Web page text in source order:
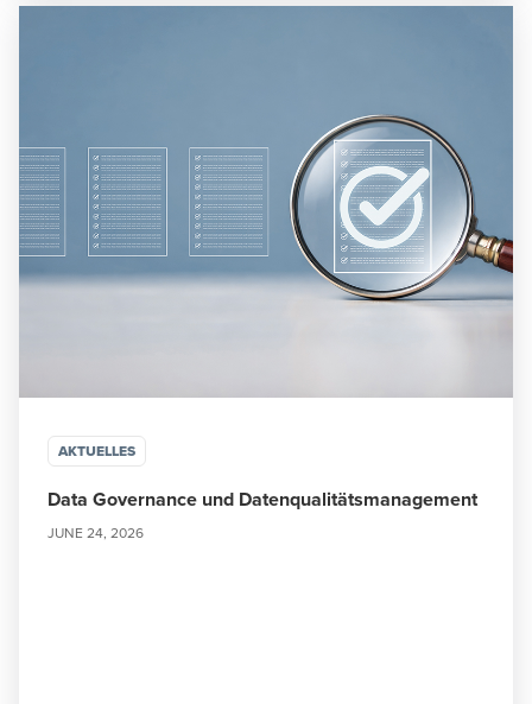
AKTUELLES
Data Governance und Datenqualitätsmanagement
JUNE 24, 2026